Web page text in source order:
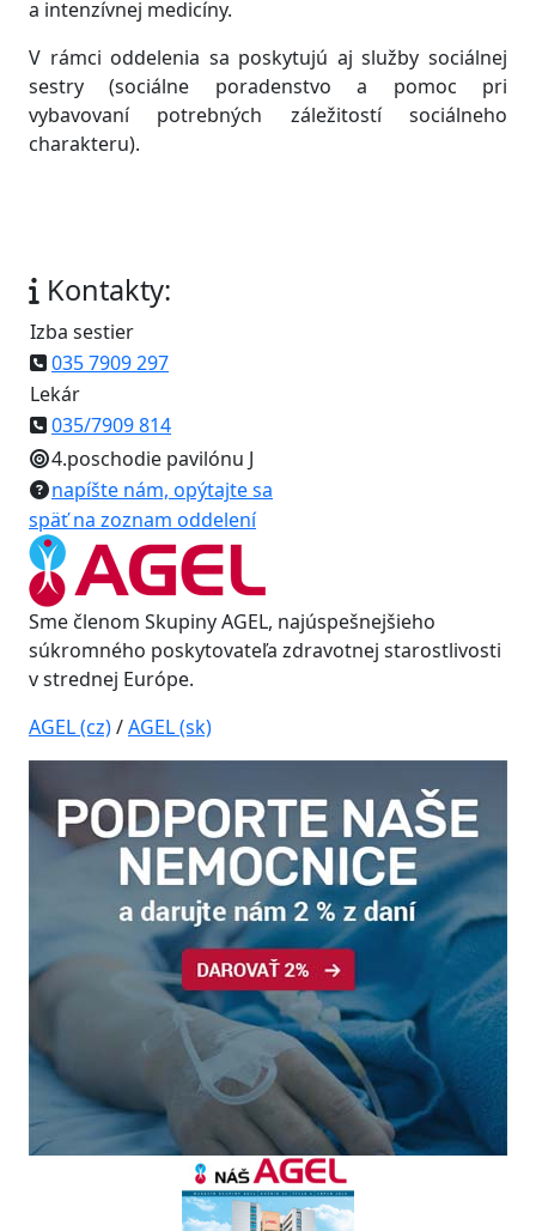
a intenzívnej medicíny.
V rámci oddelenia sa poskytujú aj služby sociálnej
sestry (sociálne poradenstvo a pomoc pri
vybavovaní potrebných záležitostí sociálneho
charakteru).
Kontakty:
Izba sestier
035 7909 297
Lekár
035/7909 814
4.poschodie pavilónu J
napíšte nám, opýtajte sa
späť na zoznam oddelení
Sme členom Skupiny AGEL, najúspešnejšieho
súkromného poskytovateľa zdravotnej starostlivosti
v strednej Európe.
AGEL (cz)/AGEL (sk)